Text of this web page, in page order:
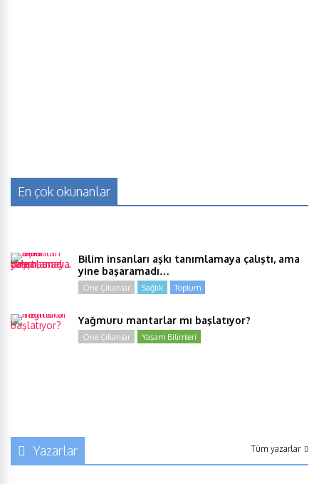
En çok okunanlar
Bilim insanları aşkı tanımlamaya çalıştı, ama
yine başaramadı…
Öne Çıkanlar Sağlık Toplum
Yağmuru mantarlar mı başlatıyor?
Öne Çıkanlar Yaşam Bilimleri
Yazarlar Tüm yazarlar